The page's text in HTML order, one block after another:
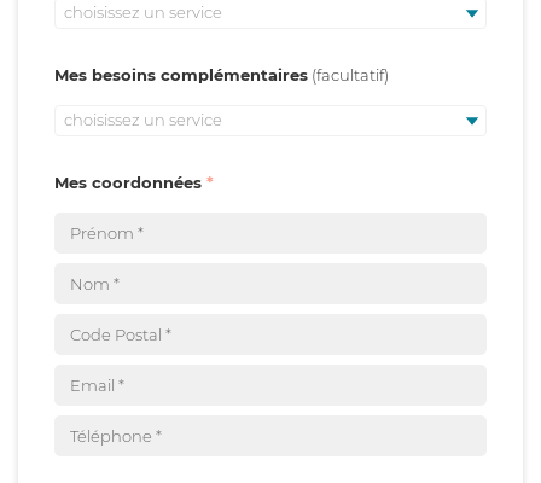
choisissez un service
Mes besoins complémentaires
choisissez un service
Mes coordonnées